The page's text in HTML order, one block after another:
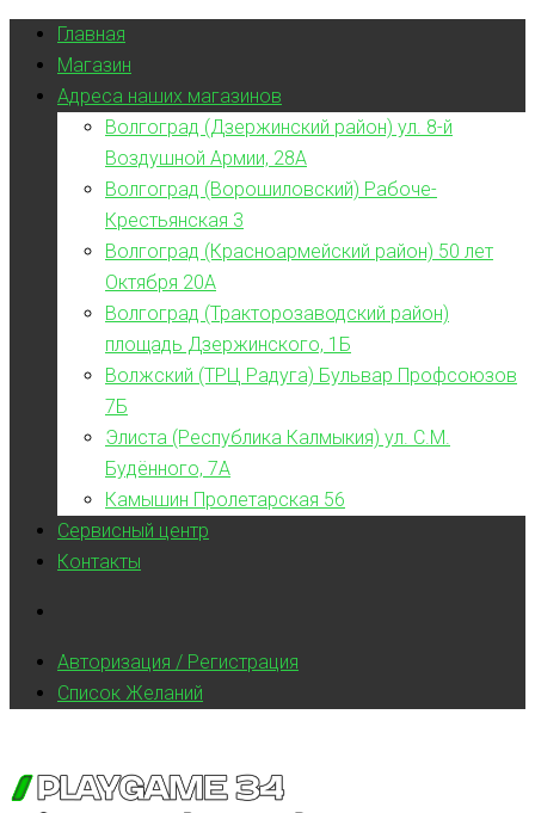
Главная
Магазин
Адреса наших магазинов
Волгоград (Дзержинский район) ул. 8-й
Воздушной Армии, 28А
Волгоград (Ворошиловский) Рабоче-
Крестьянская 3
Волгоград (Красноармейский район) 50 лет
Октября 20А
Волгоград (Тракторозаводский район)
площадь Дзержинского, 1Б
Волжский (ТРЦ Радуга) Бульвар Профсоюзов
7Б
Элиста (Республика Калмыкия) ул. С.М.
Будённого, 7А
Камышин Пролетарская 56
Сервисный центр
Контакты
Авторизация / Регистрация
Список Желаний